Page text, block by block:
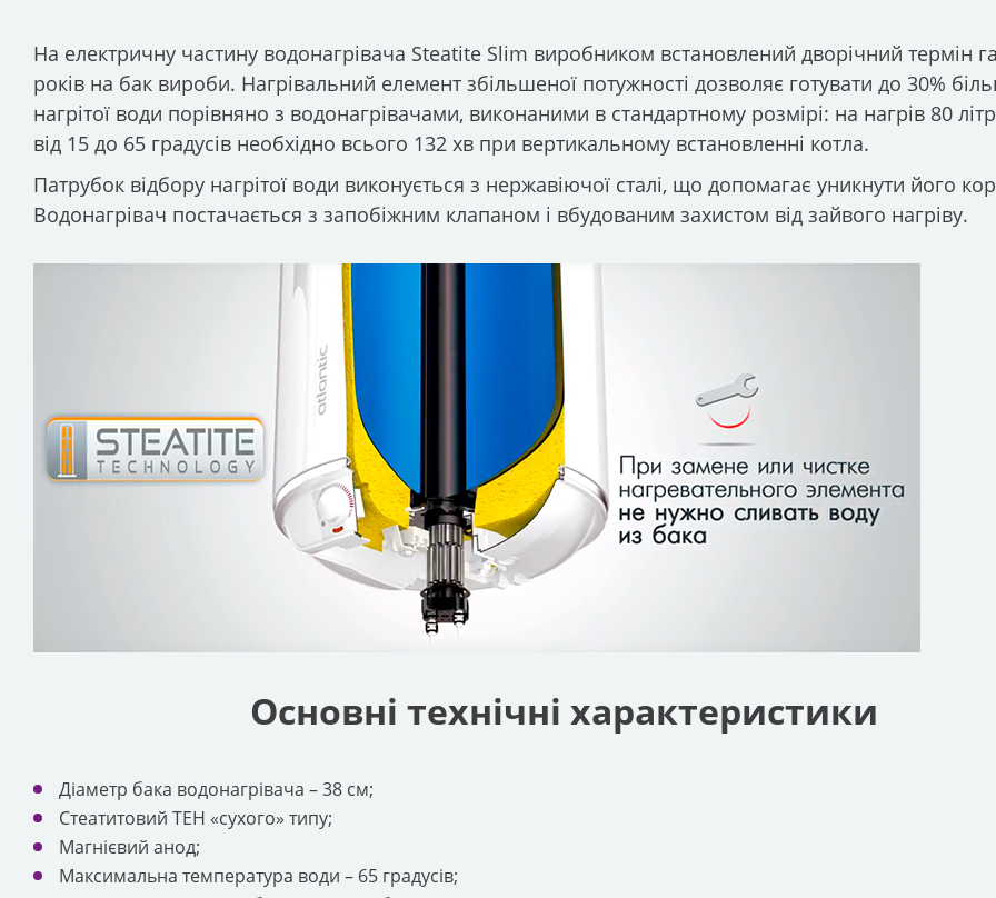
На електричну частину водонагрівача Steatite Slim виробником встановлений дворічний термін
років на бак вироби. Нагрівальний елемент збільшеної потужності дозволяє готувати до 30%
нагрітої води порівняно з водонагрівачами, виконаними в стандартному розмірі: на нагрів 80
від 15 до 65 градусів необхідно всього 132 хв при вертикальному встановленні котла.
Патрубок відбору нагрітої води виконується з нержавіючої сталі, що допомагає уникнути його
Водонагрівач постачається з запобіжним клапаном і вбудованим захистом від зайвого нагріву.
Основні технічні характеристики
Діаметр бака водонагрівача – 38 см;
Стеатитовий ТЕН «сухого» типу;
Магнієвий анод;
Максимальна температура води – 65 градусів;